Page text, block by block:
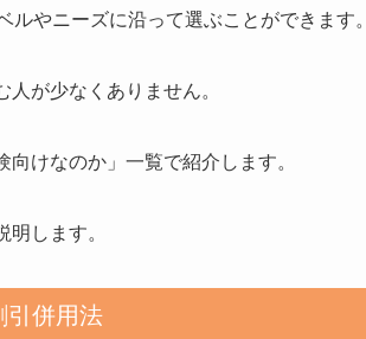
やニーズに沿って選ぶことができます。
が少なくありません。
けなのか」一覧で紹介します。
します。
引併用法